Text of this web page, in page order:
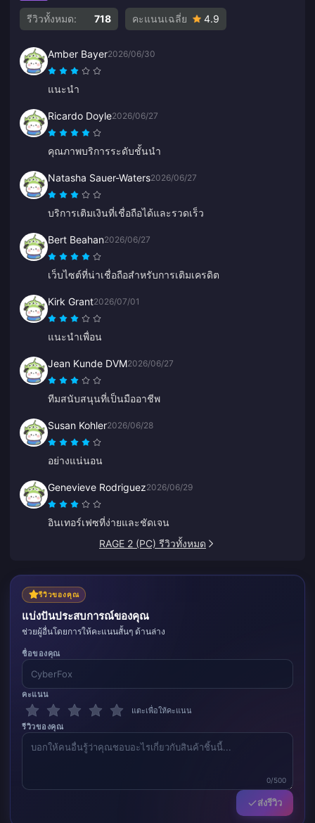
รีวิวทั้งหมด: 718 คะแนนเฉลี่ย 4.9
Amber Bayer2026/06/30
แนะนำ
Ricardo Doyle2026/06/27
คุณภาพบริการระดับชั้นนำ
Natasha Sauer-Waters2026/06/27
บริการเติมเงินที่เชื่อถือได้และรวดเร็ว
Bert Beahan2026/06/27
เว็บไซต์ที่น่าเชื่อถือสำหรับการเติมเครดิต
Kirk Grant2026/07/01
แนะนำเพื่อน
Jean Kunde DVM2026/06/27
ทีมสนับสนุนที่เป็นมืออาชีพ
Susan Kohler2026/06/28
อย่างแน่นอน
Genevieve Rodriguez2026/06/29
อินเทอร์เฟซที่ง่ายและชัดเจน
RAGE 2 (PC) รีวิวทั้งหมด
รีวิวของคุณ
แบ่งปันประสบการณ์ของคุณ
ช่วยผู้อื่นโดยการให้คะแนนสั้นๆ ด้านล่าง
ชื่อของคุณ
คะแนน
แตะเพื่อให้คะแนน
รีวิวของคุณ
0/500
ส่งรีวิว